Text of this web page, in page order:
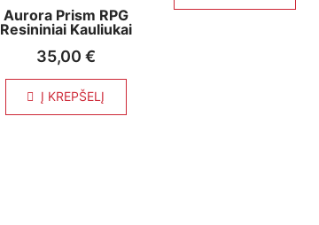
Aurora Prism RPG
Resininiai Kauliukai
35,00 €
Į KREPŠELĮ